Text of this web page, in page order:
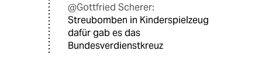
@Gottfried Scherer:
Streubomben in Kinderspielzeug
dafür gab es das
Bundesverdienstkreuz